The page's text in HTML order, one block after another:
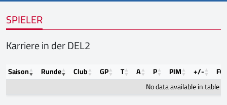
SPIELER
Karriere in der DEL2
Saison Runde Club GP T A P PIM +/-
No data available in table